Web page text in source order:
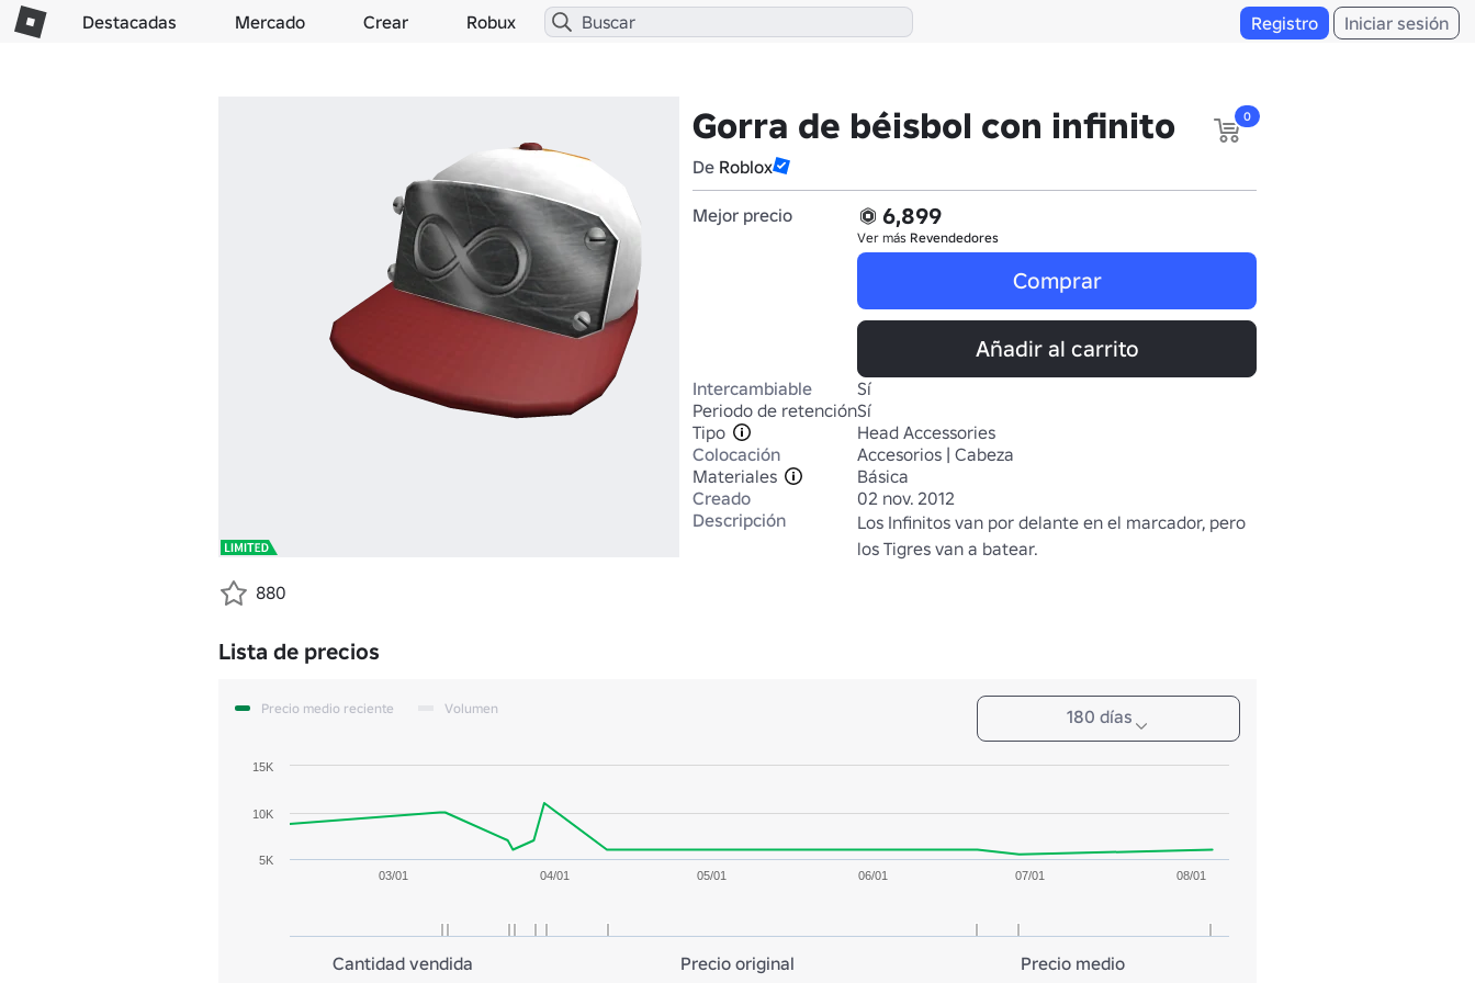
Destacadas Mercado Crear Robux Registro Iniciar sesión
Gorra de béisbol con infinito
De Roblox
0
Mejor precio 6,899
Ver más Revendedores
Comprar
Añadir al carrito
Intercambiable
Sí
Periodo de retenciónSí
Tipo
Head Accessories
Colocación
Accesorios | Cabeza
Materiales
Básica
Creado
02 nov. 2012
Descripción
Los Infinitos van por delante en el marcador, pero
los Tigres van a batear.
880
Lista de precios
180 días
Precio medio reciente Volumen
03/01 04/01 05/01 06/01 07/01 08/01
5K
10K
15K
Cantidad vendida Precio original Precio medio